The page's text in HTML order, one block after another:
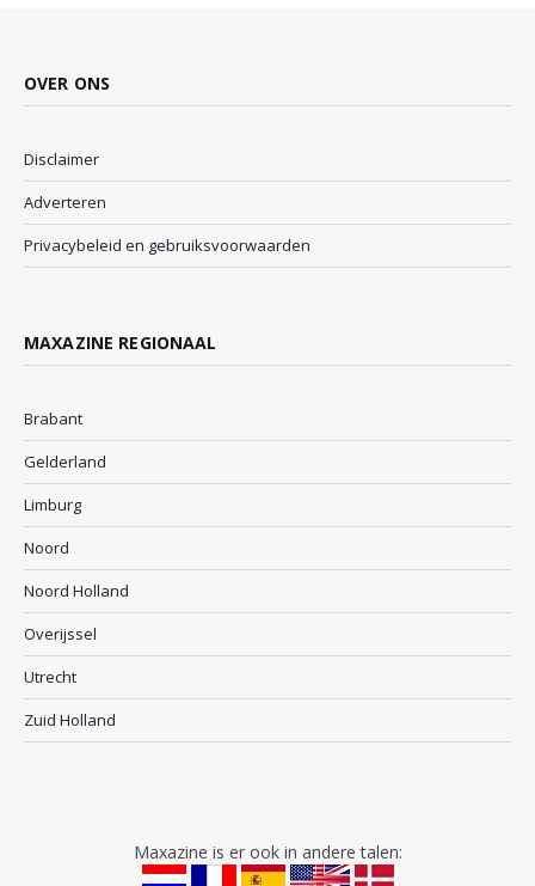
OVER ONS
Disclaimer
Adverteren
Privacybeleid en gebruiksvoorwaarden
MAXAZINE REGIONAAL
Brabant
Gelderland
Limburg
Noord
Noord Holland
Overijssel
Utrecht
Zuid Holland
Maxazine is er ook in andere talen: